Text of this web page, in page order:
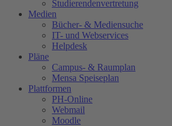
Studierendenvertretung
Medien
Bücher- & Mediensuche
IT- und Webservices
Helpdesk
Pläne
Campus- & Raumplan
Mensa Speiseplan
Plattformen
PH-Online
Webmail
Moodle